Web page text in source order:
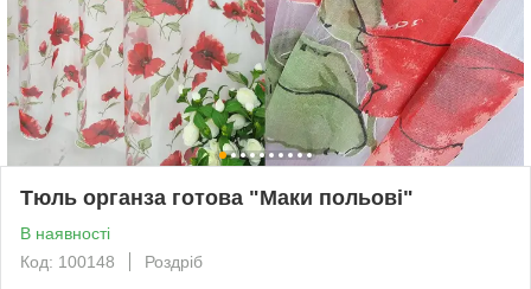
Тюль органза готова "Маки польові"
В наявності
Код: 100148
Роздріб